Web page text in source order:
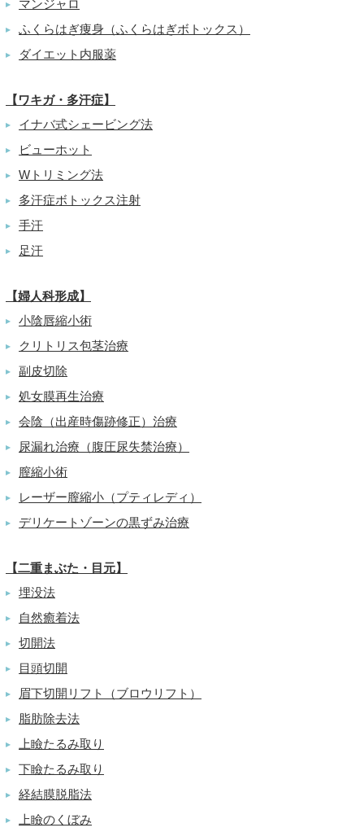
▶ マンジャロ
▶ ふくらはぎ痩身（ふくらはぎボトックス）
▶ ダイエット内服薬
【ワキガ・多汗症】
▶ イナバ式シェービング法
▶ ビューホット
▶ Wトリミング法
▶ 多汗症ボトックス注射
▶ 手汗
▶ 足汗
【婦人科形成】
▶ 小陰唇縮小術
▶ クリトリス包茎治療
▶ 副皮切除
▶ 処女膜再生治療
▶ 会陰（出産時傷跡修正）治療
▶ 尿漏れ治療（腹圧尿失禁治療）
▶ 膣縮小術
▶ レーザー膣縮小（プティレディ）
▶ デリケートゾーンの黒ずみ治療
【二重まぶた・目元】
▶ 埋没法
▶ 自然癒着法
▶ 切開法
▶ 目頭切開
▶ 眉下切開リフト（ブロウリフト）
▶ 脂肪除去法
▶ 上瞼たるみ取り
▶ 下瞼たるみ取り
▶ 経結膜脱脂法
▶ 上瞼のくぼみ